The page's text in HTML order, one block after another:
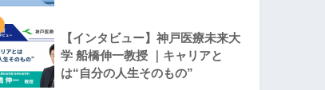
【インタビュー】神戸医療未来大
学 船橋伸一教授 ｜キャリアと
は“自分の人生そのもの”